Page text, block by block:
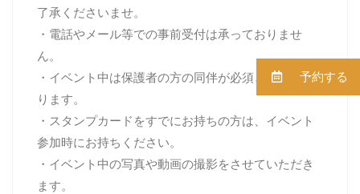
了承くださいませ。
・電話やメール等での事前受付は承っておりませ
ん。
・イベント中は保護者の方の同伴が必須となってお
ります。
・スタンプカードをすでにお持ちの方は、イベント
参加時にお持ちください。
・イベント中の写真や動画の撮影をさせていただき
ます。
予約する